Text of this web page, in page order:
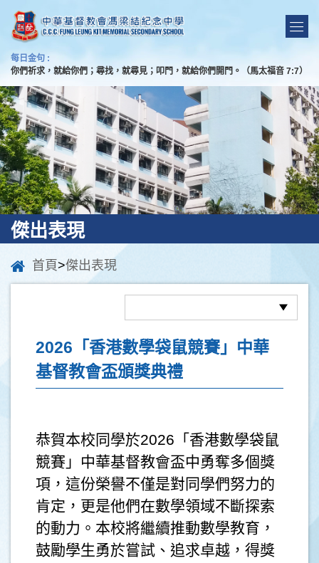
每日金句 :
你們祈求，就給你們；尋找，就尋見；叩門，就給你們開門。（馬太福音 7:7）
傑出表現
首頁>傑出表現
2026「香港數學袋鼠競賽」中華
基督教會盃頒獎典禮
恭賀本校同學於2026「香港數學袋鼠
競賽」中華基督教會盃中勇奪多個獎
項，這份榮譽不僅是對同學們努力的
肯定，更是他們在數學領域不斷探索
的動力。本校將繼續推動數學教育，
鼓勵學生勇於嘗試、追求卓越，得獎